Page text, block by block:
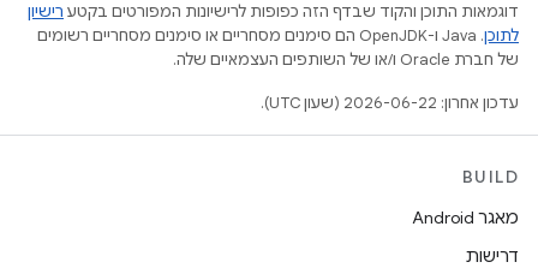
דוגמאות התוכן והקוד שבדף הזה כפופות לרישיונות המפורטים בקטע רישיון
לתוכן
.‏ Java ו-OpenJDK הם סימנים מסחריים או סימנים מסחריים רשומים
של חברת Oracle ו/או של השותפים העצמאיים שלה.
עדכון אחרון: 2026-06-22 (שעון UTC).
BUILD
מאגר Android
דרישות